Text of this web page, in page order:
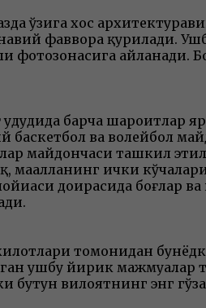
ўзига хос
фаввора қурилади.
фотозонасига
барча шароитлар
ва волейбол
майдончаси ташкил
ички
доирасида боғлар ва
томонидан
ушбу йирик
бутун вилоятнинг энг